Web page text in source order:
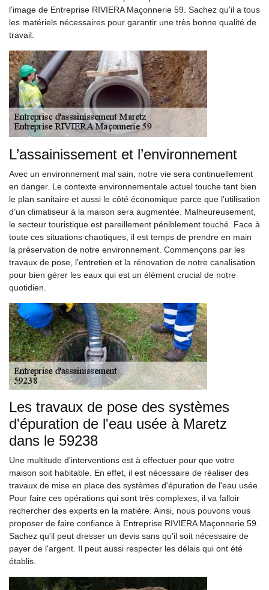
l'image de Entreprise RIVIERA Maçonnerie 59. Sachez qu'il a tous
les matériels nécessaires pour garantir une très bonne qualité de
travail.
L’assainissement et l’environnement
Avec un environnement mal sain, notre vie sera continuellement
en danger. Le contexte environnementale actuel touche tant bien
le plan sanitaire et aussi le côté économique parce que l’utilisation
d’un climatiseur à la maison sera augmentée. Malheureusement,
le secteur touristique est pareillement péniblement touché. Face à
toute ces situations chaotiques, il est temps de prendre en main
la préservation de notre environnement. Commençons par les
travaux de pose, l’entretien et la rénovation de notre canalisation
pour bien gérer les eaux qui est un élément crucial de notre
quotidien.
Les travaux de pose des systèmes
d'épuration de l'eau usée à Maretz
dans le 59238
Une multitude d'interventions est à effectuer pour que votre
maison soit habitable. En effet, il est nécessaire de réaliser des
travaux de mise en place des systèmes d'épuration de l'eau usée.
Pour faire ces opérations qui sont très complexes, il va falloir
rechercher des experts en la matière. Ainsi, nous pouvons vous
proposer de faire confiance à Entreprise RIVIERA Maçonnerie 59.
Sachez qu'il peut dresser un devis sans qu'il soit nécessaire de
payer de l'argent. Il peut aussi respecter les délais qui ont été
établis.